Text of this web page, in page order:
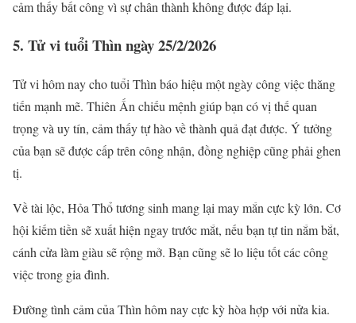
cảm thấy bất công vì sự chân thành không được đáp lại.
5. Tử vi tuổi Thìn ngày 25/2/2026
Tử vi hôm nay cho tuổi Thìn báo hiệu một ngày công việc thăng
tiến mạnh mẽ. Thiên Ấn chiếu mệnh giúp bạn có vị thế quan
trọng và uy tín, cảm thấy tự hào về thành quả đạt được. Ý tưởng
của bạn sẽ được cấp trên công nhận, đồng nghiệp cũng phải ghen
tị.
Về tài lộc, Hỏa Thổ tương sinh mang lại may mắn cực kỳ lớn. Cơ
hội kiếm tiền sẽ xuất hiện ngay trước mắt, nếu bạn tự tin nắm bắt,
cánh cửa làm giàu sẽ rộng mở. Bạn cũng sẽ lo liệu tốt các công
việc trong gia đình.
Đường tình cảm của Thìn hôm nay cực kỳ hòa hợp với nửa kia.